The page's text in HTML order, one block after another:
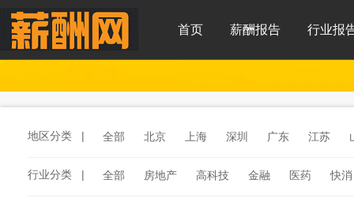
首页 薪酬报告 行业报
地区分类 | 全部 北京 上海 深圳 广东 江苏
行业分类 | 全部 房地产 高科技 金融 医药
快消